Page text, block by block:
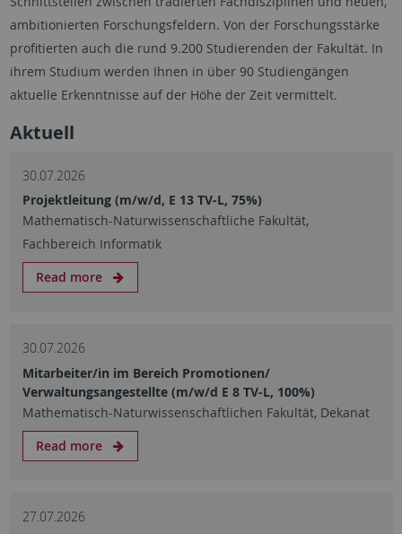
ambitionierten Forschungsfeldern. Von der Forschungsstärke
profitierten auch die rund 9.200 Studierenden der Fakultät. In
ihrem Studium werden Ihnen in über 90 Studiengängen
aktuelle Erkenntnisse auf der Höhe der Zeit vermittelt.
Aktuell
30.07.2026
Projektleitung (m/w/d, E 13 TV-L, 75%)
Mathematisch-Naturwissenschaftliche Fakultät,
Fachbereich Informatik
Read more
30.07.2026
Mitarbeiter/in im Bereich Promotionen/
Verwaltungsangestellte (m/w/d E 8 TV-L, 100%)
Mathematisch-Naturwissenschaftlichen Fakultät, Dekanat
Read more
27.07.2026